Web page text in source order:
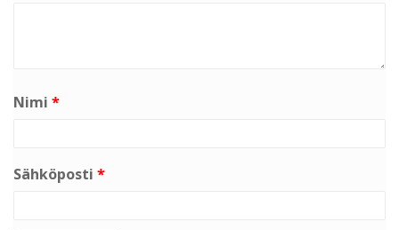
Nimi *
Sähköposti *